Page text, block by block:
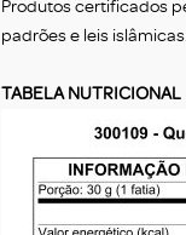
Produtos certificados
padrões e leis
TABELA NUTRICIONAL